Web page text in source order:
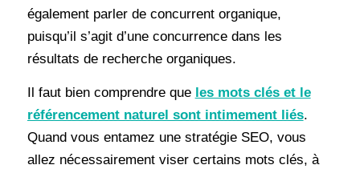
également parler de concurrent organique,
puisqu’il s’agit d’une concurrence dans les
résultats de recherche organiques.
Il faut bien comprendre que les mots clés et le
référencement naturel sont intimement liés.
Quand vous entamez une stratégie SEO, vous
allez nécessairement viser certains mots clés, à